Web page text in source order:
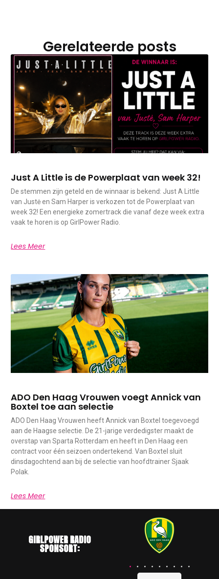
Gerelateerde posts
Just A Little is de Powerplaat van week 32!
De stemmen zijn geteld en de winnaar is bekend: Just A Little
van Justė en Sam Harper is verkozen tot de Powerplaat van
week 32! Een energieke zomertrack die vanaf deze week extra
vaak te horen is op GirlPower Radio.
Lees Meer
ADO Den Haag Vrouwen voegt Annick van
Boxtel toe aan selectie
ADO Den Haag Vrouwen heeft Annick van Boxtel toegevoegd
aan de Haagse selectie. De 21-jarige verdedigster maakt de
overstap van Sparta Rotterdam en heeft in Den Haag een
contract voor één seizoen ondertekend. Van Boxtel sluit
dinsdagochtend aan bij de selectie van hoofdtrainer Sjaak
Polak.
Lees Meer
GIRLPOWER RADIO
SPONSORT: